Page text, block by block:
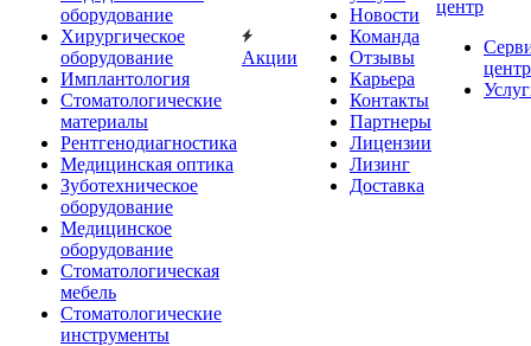
оборудование
Хирургическое
оборудование
Имплантология
Стоматологические
материалы
Рентгенодиагностика
Медицинская оптика
Зуботехническое
оборудование
Медицинское
оборудование
Стоматологическая
мебель
Стоматологические
инструменты
Акции
Новости
Команда
Отзывы
Карьера
Контакты
Партнеры
Лицензии
Лизинг
Доставка
центр
центр